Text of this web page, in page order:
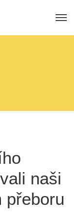
naši
přeboru